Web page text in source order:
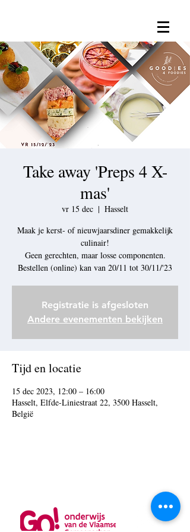
Take away 'Preps 4 X-
mas'
vr 15 dec
  |
Hasselt
Maak je kerst- of nieuwjaarsdiner gemakkelijk
culinair!
Geen gerechten, maar losse componenten.
Bestellen (online) kan van 20/11 tot 30/11/'23
Registratie is afgesloten
Andere evenementen bekijken
Tijd en locatie
15 dec 2023, 12:00 – 16:00
Hasselt, Elfde-Liniestraat 22, 3500 Hasselt,
België